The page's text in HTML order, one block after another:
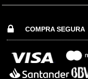
COMPRA SEGURA